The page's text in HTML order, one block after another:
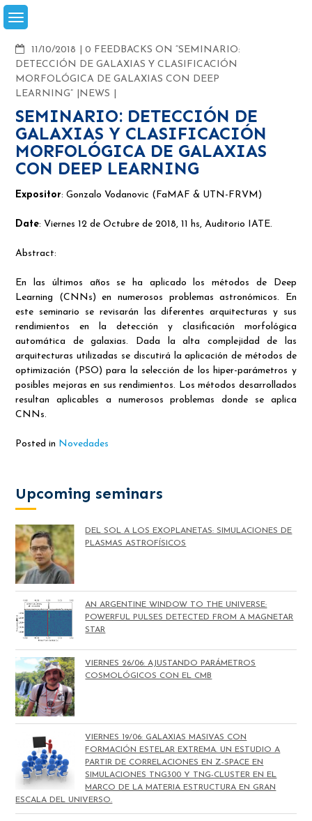
Skip
to
11/10/2018
COMMENTS
0 FEEDBACKS ON “SEMINARIO:
DETECCIÓN DE GALAXIAS Y CLASIFICACIÓN
MORFOLÓGICA DE GALAXIAS CON DEEP
LEARNING”
NEWS
SEMINARIO: DETECCIÓN DE
GALAXIAS Y CLASIFICACIÓN
MORFOLÓGICA DE GALAXIAS
CON DEEP LEARNING
Expositor: Gonzalo Vodanovic (FaMAF & UTN-FRVM)
Date: Viernes 12 de Octubre de 2018, 11 hs, Auditorio IATE.
Abstract:
En las últimos años se ha aplicado los métodos de Deep
Learning (CNNs) en numerosos problemas astronómicos. En
este seminario se revisarán las diferentes arquitecturas y sus
rendimientos en la detección y clasificación morfológica
automática de galaxias. Dada la alta complejidad de las
arquitecturas utilizadas se discutirá la aplicación de métodos de
optimización (PSO) para la selección de los hiper-parámetros y
posibles mejoras en sus rendimientos. Los métodos desarrollados
resultan aplicables a numerosos problemas donde se aplica
CNNs.
Posted in Novedades
Upcoming seminars
DEL SOL A LOS EXOPLANETAS: SIMULACIONES DE
PLASMAS ASTROFÍSICOS
AN ARGENTINE WINDOW TO THE UNIVERSE:
POWERFUL PULSES DETECTED FROM A MAGNETAR
STAR
VIERNES 26/06: AJUSTANDO PARÁMETROS
COSMOLÓGICOS CON EL CMB
VIERNES 19/06: GALAXIAS MASIVAS CON
FORMACIÓN ESTELAR EXTREMA. UN ESTUDIO A
PARTIR DE CORRELACIONES EN Z-SPACE EN
SIMULACIONES TNG300 Y TNG-CLUSTER EN EL
MARCO DE LA MATERIA ESTRUCTURA EN GRAN
ESCALA DEL UNIVERSO.